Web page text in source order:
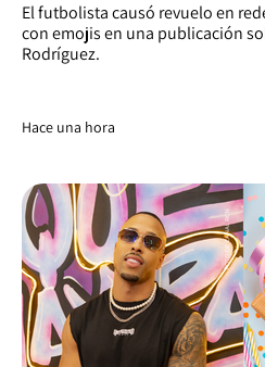
El futbolista causó revuelo en
con emojis en una publicación
Rodríguez.
Hace una hora